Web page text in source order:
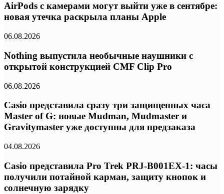
AirPods с камерами могут выйти уже в сентябре:
новая утечка раскрыла планы Apple
06.08.2026
Nothing выпустила необычные наушники с
открытой конструкцией CMF Clip Pro
06.08.2026
Casio представила сразу три защищенных часа
Master of G: новые Mudman, Mudmaster и
Gravitymaster уже доступны для предзаказа
04.08.2026
Casio представила Pro Trek PRJ-B001EX-1: часы
получили потайной карман, защиту кнопок и
солнечную зарядку